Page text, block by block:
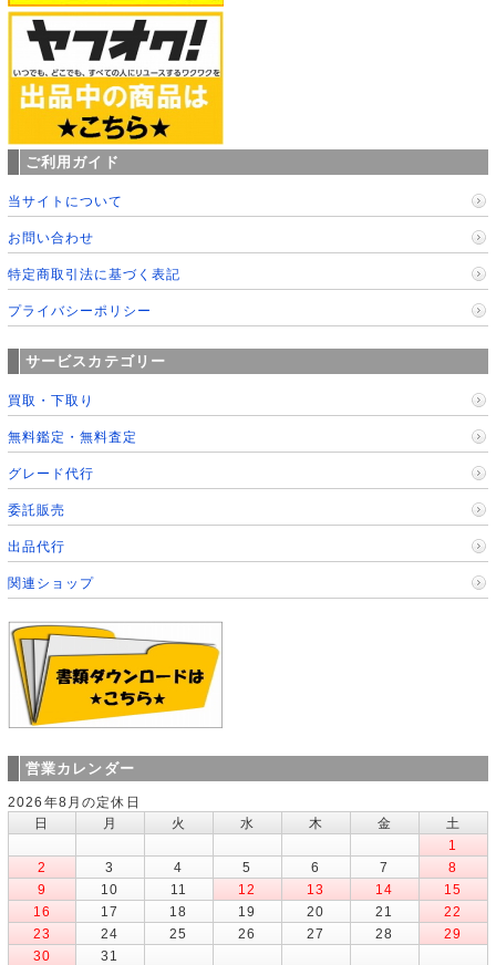
ご利用ガイド
当サイトについて
お問い合わせ
特定商取引法に基づく表記
プライバシーポリシー
サービスカテゴリー
買取・下取り
無料鑑定・無料査定
グレード代行
委託販売
出品代行
関連ショップ
営業カレンダー
2026年8月の定休日
日
月 火 水 木 金
土
1
2
3 4 5 6 7
8
9
10 11 12 13 14
15
16
17 18 19 20 21
22
23
24 25 26 27 28
29
30
31